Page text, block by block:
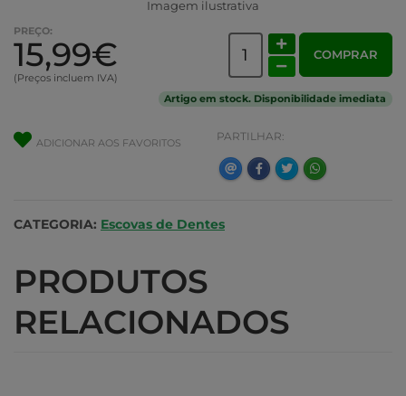
Imagem ilustrativa
PREÇO:
15,99€
(Preços incluem IVA)
COMPRAR
Artigo em stock. Disponibilidade imediata
ADICIONAR AOS FAVORITOS PARTILHAR:
CATEGORIA: Escovas de Dentes
PRODUTOS
RELACIONADOS